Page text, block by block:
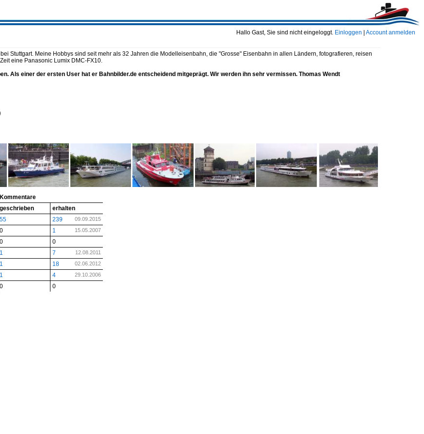
Hallo Gast, Sie sind nicht eingeloggt. Einloggen Account anmelden
Stuttgart. Meine Hobbys sind seit mehr als 32 Jahren die Modelleisenbahn, die "Grosse" Eisenbahn in allen Ländern, fotografieren, reisen
eine Panasonic Lumix DMC-FX10.
Als einer der ersten User hat er Bahnbilder.de entscheidend mitgeprägt. Wir werden ihn sehr vermissen. Thomas Wendt
Kommentare
geschrieben
erhalten
55 239 09.09.2015
0 1 15.05.2007
0
0
1 7 12.08.2011
1 18 02.06.2012
1 4 29.10.2006
0 0